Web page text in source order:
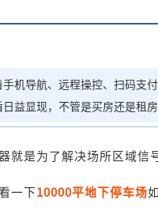
手机导航、远程操控、扫码支
日益显现，不管是买房还是租
就是为了解决场所区域信
一下 10000平地下停车场